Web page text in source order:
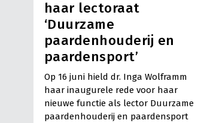
haar lectoraat
‘Duurzame
paardenhouderij en
paardensport’
Op 16 juni hield dr. Inga Wolframm
haar inaugurele rede voor haar
nieuwe functie als lector Duurzame
paardenhouderij en paardensport